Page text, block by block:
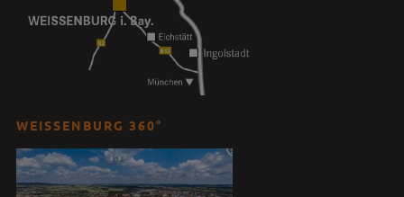
WEISSENBURG 360°